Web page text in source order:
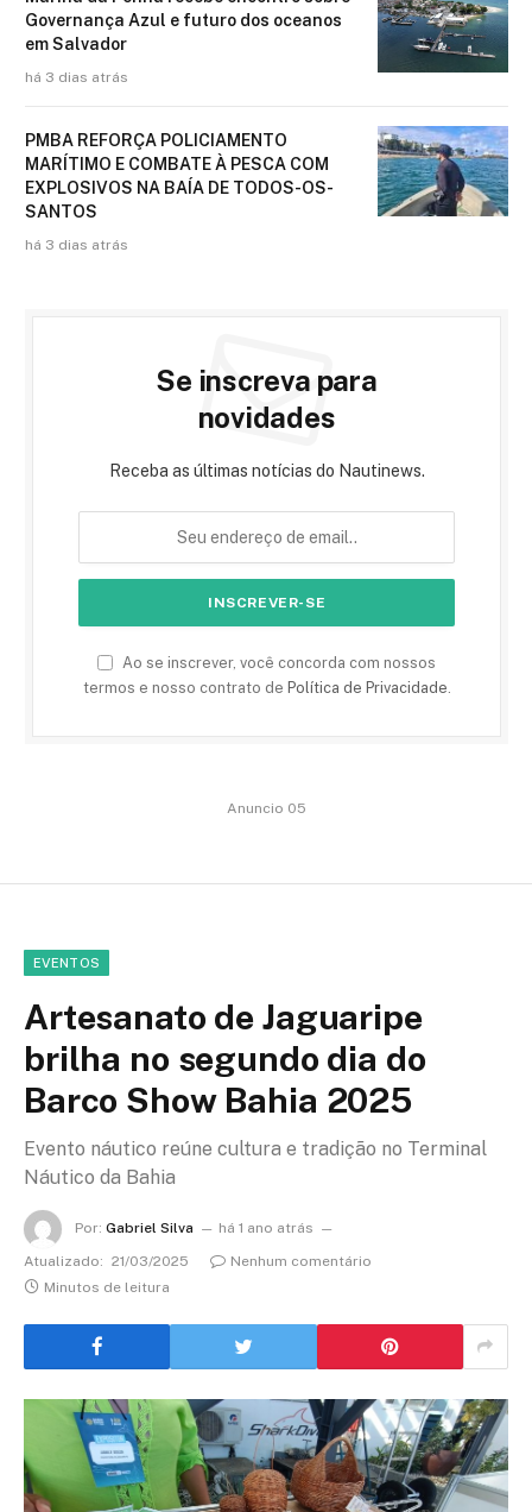
Governança Azul e futuro dos oceanos
em Salvador
há 3 dias atrás
PMBA REFORÇA POLICIAMENTO
MARÍTIMO E COMBATE À PESCA COM
EXPLOSIVOS NA BAÍA DE TODOS-OS-
SANTOS
há 3 dias atrás
Se inscreva para
novidades
Receba as últimas notícias do Nautinews.
Ao se inscrever, você concorda com nossos
termos e nosso contrato de Política de Privacidade
Anuncio 05
EVENTOS
Artesanato de Jaguaripe
brilha no segundo dia do
Barco Show Bahia 2025
Evento náutico reúne cultura e tradição no Terminal
Náutico da Bahia
Por: Gabriel Silva
há 1 ano atrás
Atualizado: 21/03/2025
Nenhum comentário
Minutos de leitura